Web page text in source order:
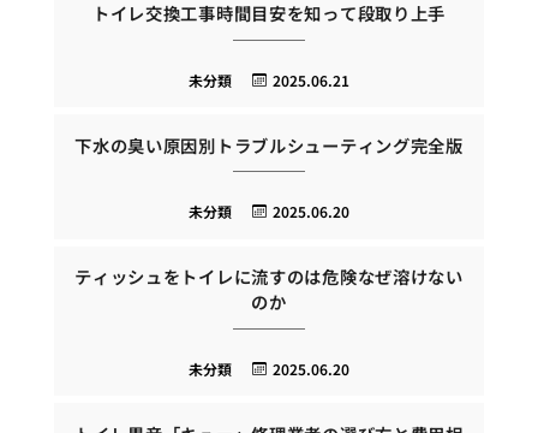
トイレ交換工事時間目安を知って段取り上手
2025.06.21
未分類
下水の臭い原因別トラブルシューティング完全版
2025.06.20
未分類
ティッシュをトイレに流すのは危険なぜ溶けない
のか
2025.06.20
未分類